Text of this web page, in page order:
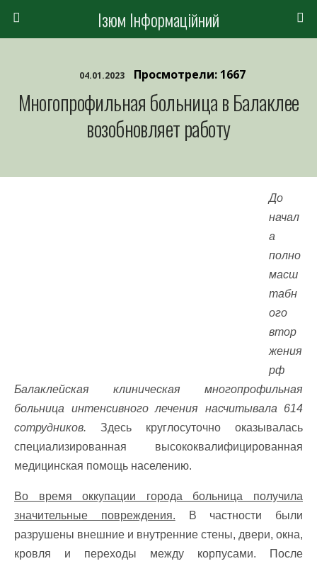
Ізюм Інформаційний
04.01.2023 Просмотрели: 1667
Многопрофильная больница в Балаклее
возобновляет работу
До
начал
а
полно
масш
табн
ого
втор
жения
рф
Балаклейская клиническая многопрофильная
больница интенсивного лечения насчитывала 614
сотрудников. Здесь круглосуточно оказывалась
специализированная высококвалифицированная
медицинская помощь населению.
Во время оккупации города больница получила
значительные повреждения. В частности были
разрушены внешние и внутренние стены, двери, окна,
кровля и переходы между корпусами. После